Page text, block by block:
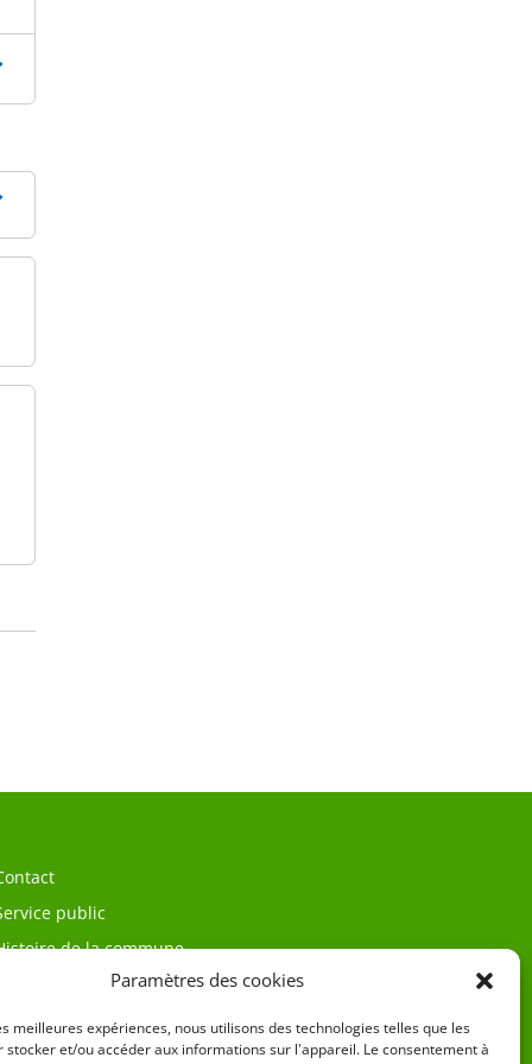
Paramètres des cookies
meilleures expériences, nous utilisons des technologies telles que les
stocker et/ou accéder aux informations sur l'appareil. Le consentement à
public
de la commune